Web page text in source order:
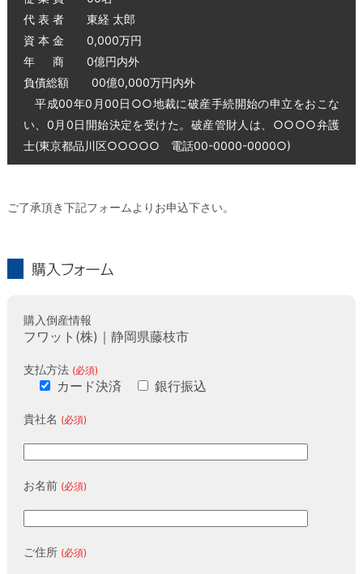
代 表 者 東経 太郎
資 本 金 0,000万円
年 商 0億円内外
負債総額 00億0,000万円内外
平成00年0月00日○○地裁に破産手続開始の申立をおこな
い、0月0日開始決定を受けた。破産管財人は、○○○○弁護
士(東京都品川区○○○○○ 電話00-0000-0000○)
ご了承頂き下記フォームよりお申込下さい。
購入倒産情報
フワット(株)｜静岡県藤枝市
支払方法 (必須)
カード決済 銀行振込
貴社名 (必須)
お名前 (必須)
ご住所 (必須)